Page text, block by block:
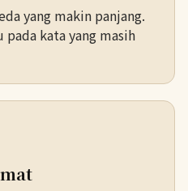
yang makin panjang.
kata yang masih